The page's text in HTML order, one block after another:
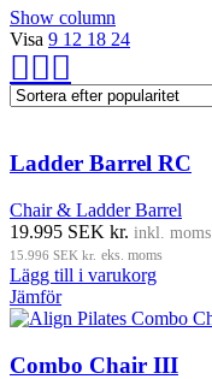
Show column
Visa 9 12 18 24
Ladder Barrel RC
Chair & Ladder Barrel
19.995 SEK kr. inkl. moms
15.996 SEK kr. eks. moms
Lägg till i varukorg
Jämför
Combo Chair III